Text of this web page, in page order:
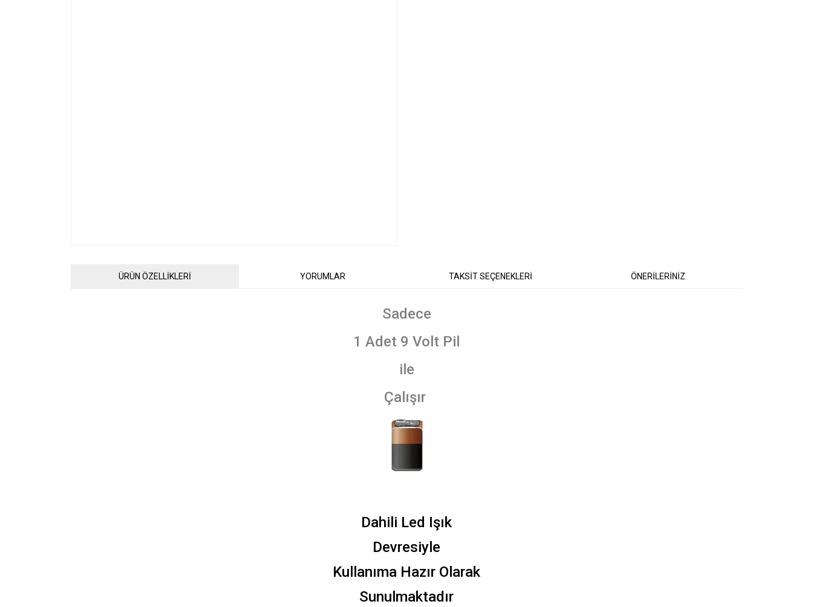
ÜRÜN ÖZELLİKLERİ YORUMLAR TAKSİT SEÇENEKLERİ ÖNERİLERİNİZ
Sadece
1 Adet 9 Volt Pil
ile
Çalışır
Dahili Led Işık
Devresiyle
Kullanıma Hazır Olarak
Sunulmaktadır